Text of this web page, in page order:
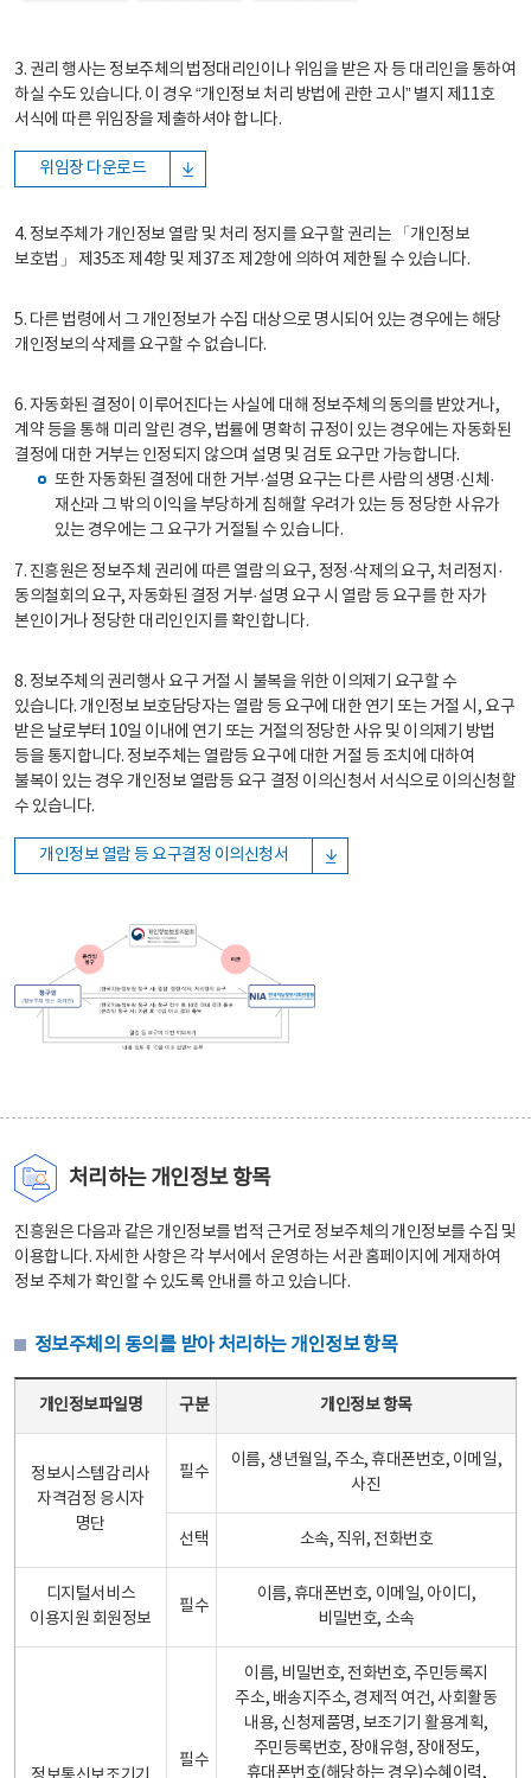
3. 권리 행사는 정보주체의 법정대리인이나 위임을 받은 자 등 대리인을 통하여
하실 수도 있습니다. 이 경우 “개인정보 처리 방법에 관한 고시” 별지 제11호
서식에 따른 위임장을 제출하셔야 합니다.
위임장 다운로드
4. 정보주체가 개인정보 열람 및 처리 정지를 요구할 권리는 「개인정보
보호법」 제35조 제4항 및 제37조 제2항에 의하여 제한될 수 있습니다.
5. 다른 법령에서 그 개인정보가 수집 대상으로 명시되어 있는 경우에는 해당
개인정보의 삭제를 요구할 수 없습니다.
6. 자동화된 결정이 이루어진다는 사실에 대해 정보주체의 동의를 받았거나,
계약 등을 통해 미리 알린 경우, 법률에 명확히 규정이 있는 경우에는 자동화된
결정에 대한 거부는 인정되지 않으며 설명 및 검토 요구만 가능합니다.
또한 자동화된 결정에 대한 거부·설명 요구는 다른 사람의 생명·신체·
재산과 그 밖의 이익을 부당하게 침해할 우려가 있는 등 정당한 사유가
있는 경우에는 그 요구가 거절될 수 있습니다.
7. 진흥원은 정보주체 권리에 따른 열람의 요구, 정정·삭제의 요구, 처리정지·
동의철회의 요구, 자동화된 결정 거부·설명 요구 시 열람 등 요구를 한 자가
본인이거나 정당한 대리인인지를 확인합니다.
8. 정보주체의 권리행사 요구 거절 시 불복을 위한 이의제기 요구할 수
있습니다. 개인정보 보호담당자는 열람 등 요구에 대한 연기 또는 거절 시, 요구
받은 날로부터 10일 이내에 연기 또는 거절의 정당한 사유 및 이의제기 방법
등을 통지합니다. 정보주체는 열람등 요구에 대한 거절 등 조치에 대하여
불복이 있는 경우 개인정보 열람등 요구 결정 이의신청서 서식으로 이의신청할
수 있습니다.
개인정보 열람 등 요구결정 이의신청서
처리하는 개인정보 항목
진흥원은 다음과 같은 개인정보를 법적 근거로 정보주체의 개인정보를 수집 및
이용합니다. 자세한 사항은 각 부서에서 운영하는 서관 홈페이지에 게재하여
정보 주체가 확인할 수 있도록 안내를 하고 있습니다.
정보주체의 동의를 받아 처리하는 개인정보 항목
개인정보파일명 구분 개인정보 항목
정보시스템감리사
자격검정 응시자
명단
필수
이름, 생년월일, 주소, 휴대폰번호, 이메일,
사진
선택 소속, 직위, 전화번호
디지털서비스
이용지원 회원정보
필수
이름, 휴대폰번호, 이메일, 아이디,
비밀번호, 소속
필수
이름, 비밀번호, 전화번호, 주민등록지
주소, 배송지주소, 경제적 여건, 사회활동
내용, 신청제품명, 보조기기 활용계획,
주민등록번호, 장애유형, 장애정도,
휴대폰번호(해당하는 경우)수혜이력,